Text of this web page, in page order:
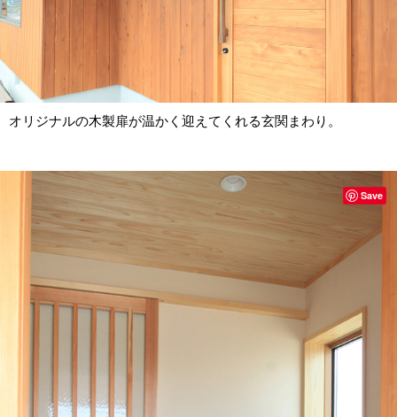
オリジナルの木製扉が温かく迎えてくれる玄関まわり。
Save